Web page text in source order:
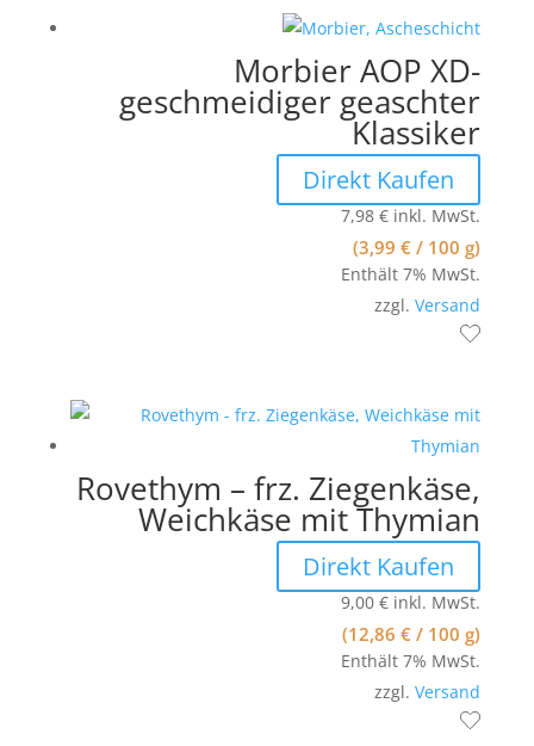
Morbier AOP XD-
geschmeidiger geaschter
Klassiker
Direkt Kaufen
7,98€ inkl. MwSt.
(3,99€ / 100 g)
Enthält 7% MwSt.
zzgl.Versand
Rovethym – frz. Ziegenkäse,
Weichkäse mit Thymian
Direkt Kaufen
9,00€ inkl. MwSt.
(12,86€ / 100 g)
Enthält 7% MwSt.
zzgl.Versand